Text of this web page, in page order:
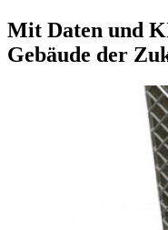
Mit Daten und
Gebäude der